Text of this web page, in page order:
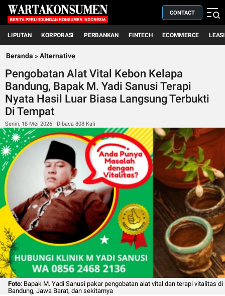
CONTACT
LIPUTAN KORPORASI PERBANKAN FINTECH ECOMMERCE
Beranda » Alternative
Pengobatan Alat Vital Kebon Kelapa
Bandung, Bapak M. Yadi Sanusi Terapi
Nyata Hasil Luar Biasa Langsung Terbukti
Di Tempat
Senin, 18 Mei 2026 - Dibaca 808 Kali
Foto: Bapak M. Yadi Sanusi pakar pengobatan alat vital dan terapi vitalitas di
Bandung, Jawa Barat, dan sekitarnya